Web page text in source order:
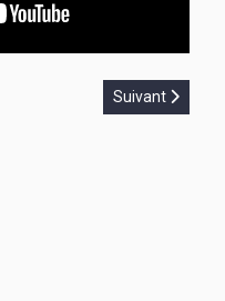
l'Hospice de France
Article suivant :
Suivant